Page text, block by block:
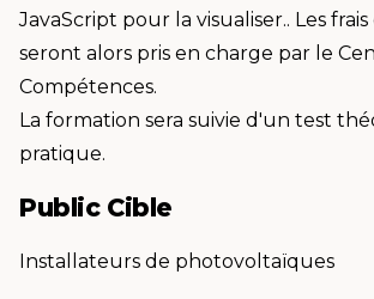
JavaScript pour la visualiser.. Les
seront alors pris en charge par le
Compétences.
La formation sera suivie d'un test
pratique.
Public Cible
Installateurs de photovoltaïques